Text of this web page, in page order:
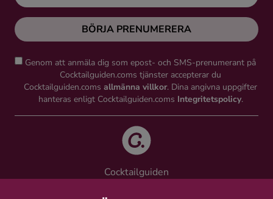
BÖRJA PRENUMERERA
Genom att anmäla dig som epost- och SMS-prenumerant på
Cocktailguiden.coms tjänster accepterar du
Cocktailguiden.coms allmänna villkor. Dina angivna uppgifter
hanteras enligt Cocktailguiden.coms Integritetspolicy.
Cocktailguiden